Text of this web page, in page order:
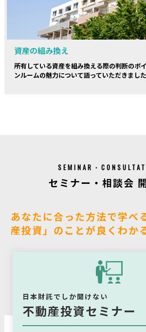
資産の組み換え
所有している資産を組み換える際の判断のポ
ンルームの魅力について語っていただきました
SEMINAR・
セミナー・相談会
あなたに合った方法で学べ
産投資」のことが良くわか
日本財託でしか聞けない
不動産投資セミナー